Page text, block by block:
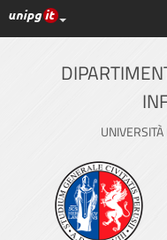
Vai
al
contenuto
principale
Link ai principali